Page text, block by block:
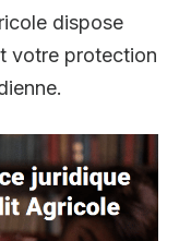
dispose
votre protection